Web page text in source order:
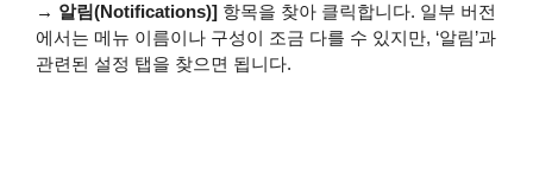
→ 알림(Notifications)] 항목을 찾아 클릭합니다. 일부 버전
에서는 메뉴 이름이나 구성이 조금 다를 수 있지만, ‘알림’과
관련된 설정 탭을 찾으면 됩니다.